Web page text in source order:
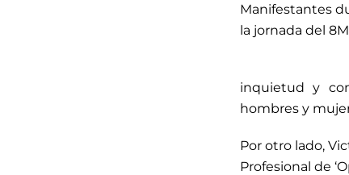
Manifestantes
la jornada del
inquietud y
hombres y
Por otro lado,
Profesional de